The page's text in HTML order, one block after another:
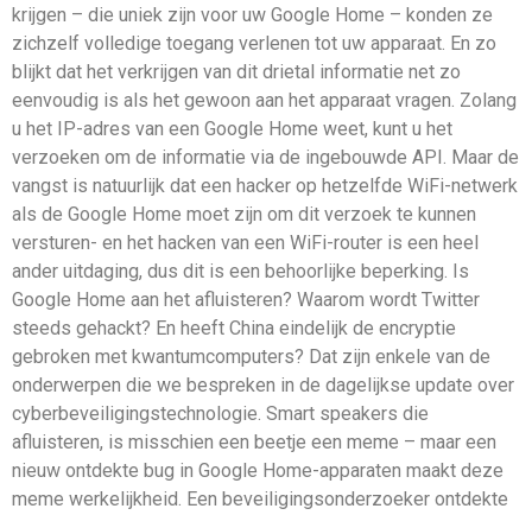
krijgen – die uniek zijn voor uw Google Home – konden ze
zichzelf volledige toegang verlenen tot uw apparaat. En zo
blijkt dat het verkrijgen van dit drietal informatie net zo
eenvoudig is als het gewoon aan het apparaat vragen. Zolang
u het IP-adres van een Google Home weet, kunt u het
verzoeken om de informatie via de ingebouwde API. Maar de
vangst is natuurlijk dat een hacker op hetzelfde WiFi-netwerk
als de Google Home moet zijn om dit verzoek te kunnen
versturen- en het hacken van een WiFi-router is een heel
ander uitdaging, dus dit is een behoorlijke beperking. Is
Google Home aan het afluisteren? Waarom wordt Twitter
steeds gehackt? En heeft China eindelijk de encryptie
gebroken met kwantumcomputers? Dat zijn enkele van de
onderwerpen die we bespreken in de dagelijkse update over
cyberbeveiligingstechnologie. Smart speakers die
afluisteren, is misschien een beetje een meme – maar een
nieuw ontdekte bug in Google Home-apparaten maakt deze
meme werkelijkheid. Een beveiligingsonderzoeker ontdekte